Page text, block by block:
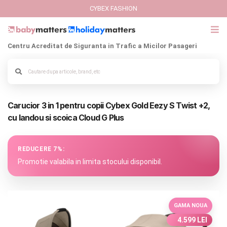
Italbaby Collections
CARUCIOARE COPII
SCOICI AUTO
CYBEX FASHION
Centru Acreditat de Siguranta in Trafic a Micilor Pasageri
Carucior 3 in 1 pentru copii Cybex Gold Eezy S Twist +2,
cu landou si scoica Cloud G Plus
REDUCERE 7%:
Promotie valabila in limita stocului disponibil.
GAMA NOUA
4.599 LEI
Alege culoarea cadrului